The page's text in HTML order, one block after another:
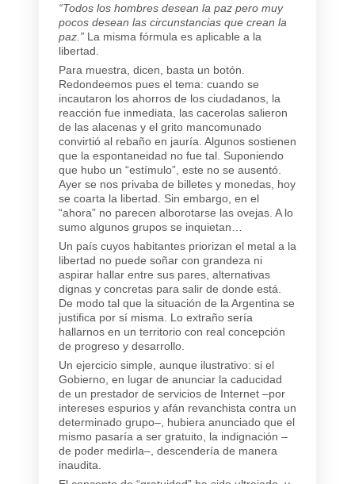
“Todos los hombres desean la paz pero muy
pocos desean las circunstancias que crean la
paz.” La misma fórmula es aplicable a la
libertad.
Para muestra, dicen, basta un botón.
Redondeemos pues el tema: cuando se
incautaron los ahorros de los ciudadanos, la
reacción fue inmediata, las cacerolas salieron
de las alacenas y el grito mancomunado
convirtió al rebaño en jauría. Algunos sostienen
que la espontaneidad no fue tal. Suponiendo
que hubo un “estímulo”, este no se ausentó.
Ayer se nos privaba de billetes y monedas, hoy
se coarta la libertad. Sin embargo, en el
“ahora” no parecen alborotarse las ovejas. A lo
sumo algunos grupos se inquietan…
Un país cuyos habitantes priorizan el metal a la
libertad no puede soñar con grandeza ni
aspirar hallar entre sus pares, alternativas
dignas y concretas para salir de donde está.
De modo tal que la situación de la Argentina se
justifica por sí misma. Lo extraño sería
hallarnos en un territorio con real concepción
de progreso y desarrollo.
Un ejercicio simple, aunque ilustrativo: si el
Gobierno, en lugar de anunciar la caducidad
de un prestador de servicios de Internet –por
intereses espurios y afán revanchista contra un
determinado grupo–, hubiera anunciado que el
mismo pasaría a ser gratuito, la indignación –
de poder medirla–, descendería de manera
inaudita.